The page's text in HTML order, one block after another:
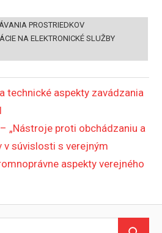
PROSTRIEDKOV
NA ELEKTRONICKÉ SLUŽBY
technické aspekty zavádzania
„Nástroje proti obchádzaniu a
v súvislosti s verejným
aspekty verejného